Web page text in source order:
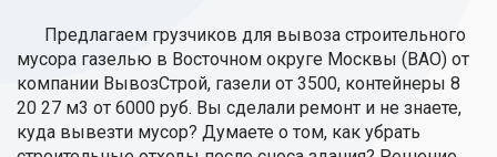
Предлагаем грузчиков для вывоза строительного
мусора газелью в Восточном округе Москвы (ВАО) от
компании ВывозСтрой, газели от 3500, контейнеры 8
20 27 м3 от 6000 руб. Вы сделали ремонт и не знаете,
куда вывезти мусор? Думаете о том, как убрать